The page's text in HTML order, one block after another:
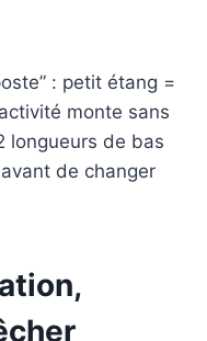
: petit étang =
monte sans
longueurs de bas
de changer